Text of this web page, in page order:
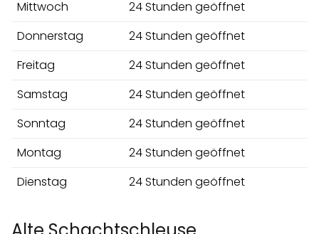
Mittwoch
24 Stunden geöffnet
Donnerstag
24 Stunden geöffnet
Freitag
24 Stunden geöffnet
Samstag
24 Stunden geöffnet
Sonntag
24 Stunden geöffnet
Montag
24 Stunden geöffnet
Dienstag
24 Stunden geöffnet